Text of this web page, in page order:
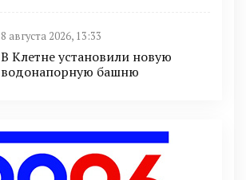
8 августа 2026, 13:33
В Клетне установили новую
водонапорную башню